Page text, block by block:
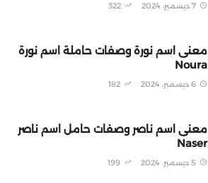
7 ديسمبر، 2024 322
معنى اسم نورة وصفات حاملة اسم نورة
Noura
6 ديسمبر، 2024 182
معنى اسم ناصر وصفات حامل اسم ناصر
Naser
5 ديسمبر، 2024 199